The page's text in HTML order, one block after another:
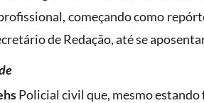
começando como
de Redação, até se
Policial civil que, mesmo